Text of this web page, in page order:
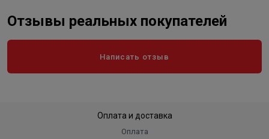
Отзывы реальных покупателей
Написать отзыв
Оплата и доставка
Оплата